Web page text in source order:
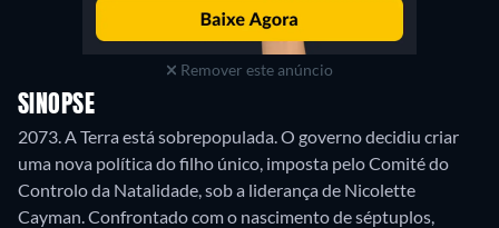
Remover este anúncio
SINOPSE
2073. A Terra está sobrepopulada. O governo decidiu criar
uma nova política do filho único, imposta pelo Comité do
Controlo da Natalidade, sob a liderança de Nicolette
Cayman. Confrontado com o nascimento de séptuplos,